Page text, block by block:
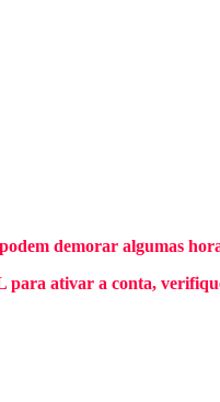
demorar algumas
ativar a conta, verifique